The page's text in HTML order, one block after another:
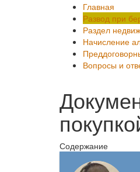
Главная
Развод при
Раздел
Начисление
Вопросы и
Содержание